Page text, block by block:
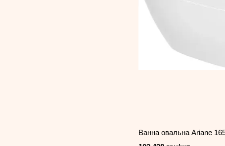
Ванна овальна Ariane